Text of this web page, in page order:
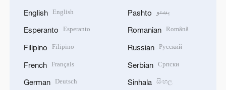
English English
Esperanto Esperanto
Filipino Filipino
French Français
German Deutsch
Pashto پښتو
Romanian Română
Russian Русский
Serbian Српски
Sinhala සිංහල